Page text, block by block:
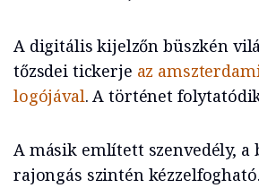
A digitális kijelzőn büszkén
tőzsdei tickerje az
logójával. A történet
A másik említett szenvedély,
rajongás szintén